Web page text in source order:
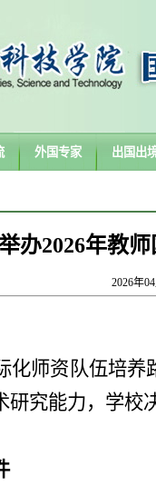
外国专家 出国出
办2026年教
2026年
化师资队伍培
研究能力，学校